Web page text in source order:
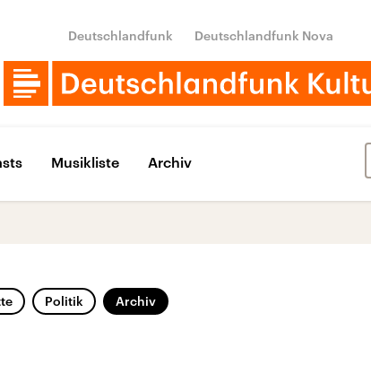
Deutschlandfunk Deutschlandfunk Nova
Musikliste Archiv
Politik Archiv